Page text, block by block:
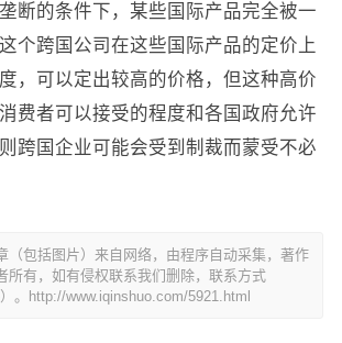
断的条件下，某些国际产品完全被一
个跨国公司在这些国际产品的定价上
，可以定出较高的价格，但这种高价
费者可以接受的程度和各国政府允许
跨国企业可能会受到制裁而蒙受不必
（包括图片）来自网络，由程序自动采集，著作
所有，如有侵权联系我们删除，联系方式
）。http://www.iqinshuo.com/5921.html